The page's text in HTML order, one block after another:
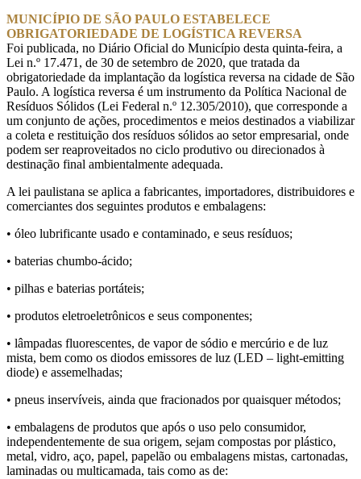
MUNICÍPIO DE SÃO PAULO ESTABELECE
OBRIGATORIEDADE DE LOGÍSTICA REVERSA
Foi publicada, no Diário Oficial do Município desta quinta-feira, a
Lei n.º 17.471, de 30 de setembro de 2020, que tratada da
obrigatoriedade da implantação da logística reversa na cidade de São
Paulo. A logística reversa é um instrumento da Política Nacional de
Resíduos Sólidos (Lei Federal n.º 12.305/2010), que corresponde a
um conjunto de ações, procedimentos e meios destinados a viabilizar
a coleta e restituição dos resíduos sólidos ao setor empresarial, onde
podem ser reaproveitados no ciclo produtivo ou direcionados à
destinação final ambientalmente adequada.
A lei paulistana se aplica a fabricantes, importadores, distribuidores e
comerciantes dos seguintes produtos e embalagens:
• óleo lubrificante usado e contaminado, e seus resíduos;
• baterias chumbo-ácido;
• pilhas e baterias portáteis;
• produtos eletroeletrônicos e seus componentes;
• lâmpadas fluorescentes, de vapor de sódio e mercúrio e de luz
mista, bem como os diodos emissores de luz (LED – light-emitting
diode) e assemelhadas;
• pneus inservíveis, ainda que fracionados por quaisquer métodos;
• embalagens de produtos que após o uso pelo consumidor,
independentemente de sua origem, sejam compostas por plástico,
metal, vidro, aço, papel, papelão ou embalagens mistas, cartonadas,
laminadas ou multicamada, tais como as de: